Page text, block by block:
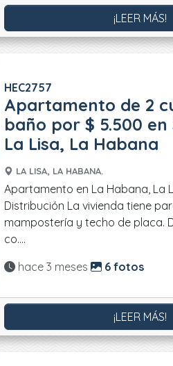
¡LEER MÁS!
HEC2757
Apartamento de 2
baño por $ 5.500 en
La Lisa, La Habana
LA LISA, LA HABANA.
Apartamento en La Habana, La
Distribución La vivienda tiene
mampostería y techo de placa.
co....
Actualizado:
hace 3 meses 6 fotos
¡LEER MÁS!